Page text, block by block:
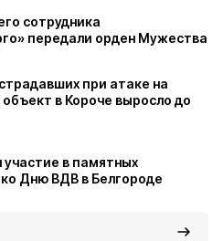
сотрудника
передали орден Мужества
при атаке на
в Короче выросло до
в памятных
Дню ВДВ в Белгороде